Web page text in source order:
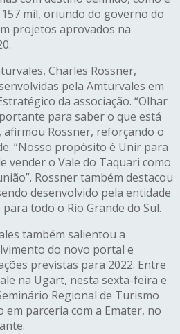
mil, oriundo do governo do
projetos aprovados na
Charles Rossner,
pela Amturvales em
da associação. “Olhar
para saber o que está
afirmou Rossner, reforçando o
“Nosso propósito é Unir para
vender o Vale do Taquari como
Rossner também destacou
desenvolvido pela entidade
todo o Rio Grande do Sul.
também salientou a
do novo portal e
previstas para 2022. Entre
na Ugart, nesta sexta-feira e
Regional de Turismo
em parceria com a Emater, no